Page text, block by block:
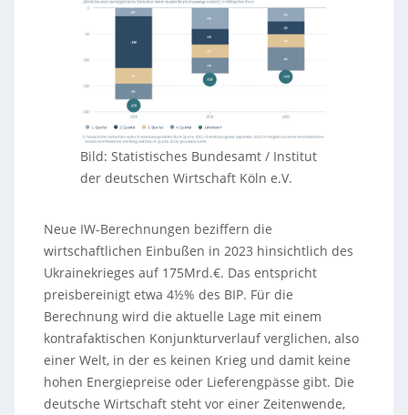
Bild: Statistisches Bundesamt / Institut
der deutschen Wirtschaft Köln e.V.
Neue IW-Berechnungen beziffern die
wirtschaftlichen Einbußen in 2023 hinsichtlich des
Ukrainekrieges auf 175Mrd.€. Das entspricht
preisbereinigt etwa 4½% des BIP. Für die
Berechnung wird die aktuelle Lage mit einem
kontrafaktischen Konjunkturverlauf verglichen, also
einer Welt, in der es keinen Krieg und damit keine
hohen Energiepreise oder Lieferengpässe gibt. Die
deutsche Wirtschaft steht vor einer Zeitenwende,